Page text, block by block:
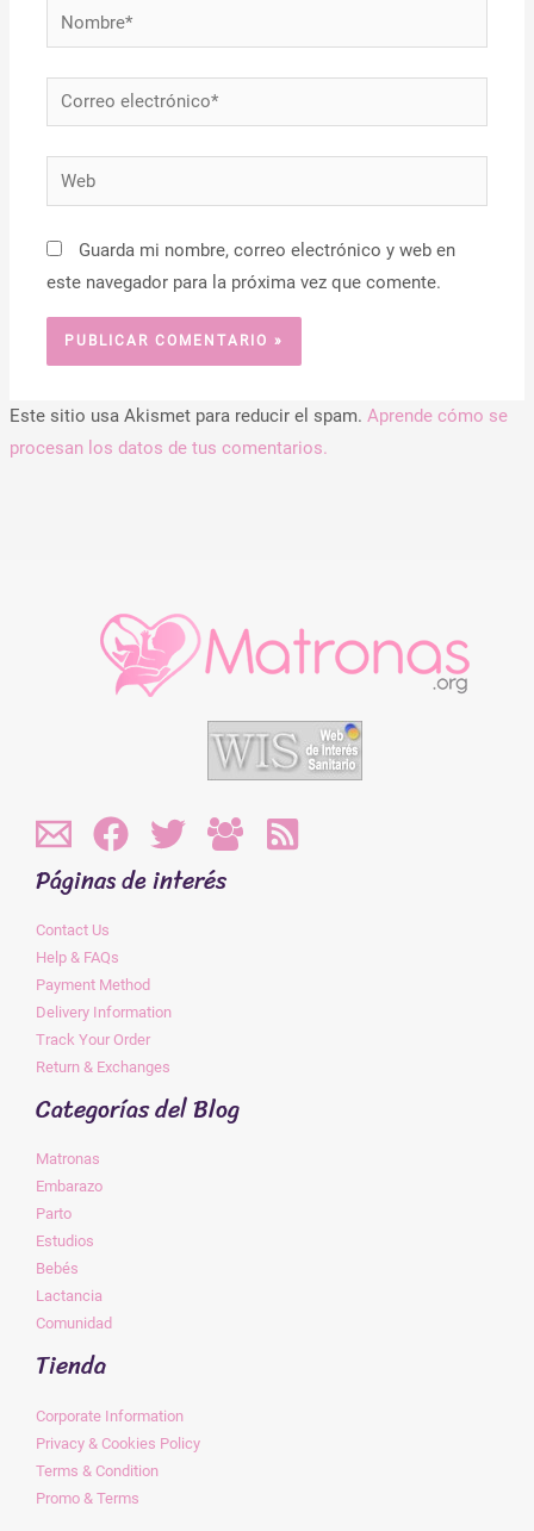
Nombre*
Correo
electrónico*
Web
Guarda mi nombre, correo electrónico y web en
este navegador para la próxima vez que comente.
Este sitio usa Akismet para reducir el spam. Aprende cómo se
procesan los datos de tus comentarios.
Páginas de interés
Contact Us
Help & FAQs
Payment Method
Delivery Information
Track Your Order
Return & Exchanges
Categorías del Blog
Matronas
Embarazo
Parto
Estudios
Bebés
Lactancia
Comunidad
Tienda
Corporate Information
Privacy & Cookies Policy
Terms & Condition
Promo & Terms